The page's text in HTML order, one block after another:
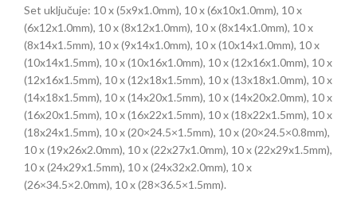
Set uključuje: 10 x (5x9x1.0mm), 10 x (6x10x1.0mm), 10 x
(6x12x1.0mm), 10 x (8x12x1.0mm), 10 x (8x14x1.0mm), 10 x
(8x14x1.5mm), 10 x (9x14x1.0mm), 10 x (10x14x1.0mm), 10 x
(10x14x1.5mm), 10 x (10x16x1.0mm), 10 x (12x16x1.0mm), 10 x
(12x16x1.5mm), 10 x (12x18x1.5mm), 10 x (13x18x1.0mm), 10 x
(14x18x1.5mm), 10 x (14x20x1.5mm), 10 x (14x20x2.0mm), 10 x
(16x20x1.5mm), 10 x (16x22x1.5mm), 10 x (18x22x1.5mm), 10 x
(18x24x1.5mm), 10 x (20×24.5×1.5mm), 10 x (20×24.5×0.8mm),
10 x (19x26x2.0mm), 10 x (22x27x1.0mm), 10 x (22x29x1.5mm),
10 x (24x29x1.5mm), 10 x (24x32x2.0mm), 10 x
(26×34.5×2.0mm), 10 x (28×36.5×1.5mm).